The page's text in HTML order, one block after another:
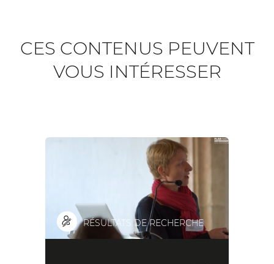
CES CONTENUS PEUVENT
VOUS INTÉRESSER
RÉSULTATS DE RECHERCHE